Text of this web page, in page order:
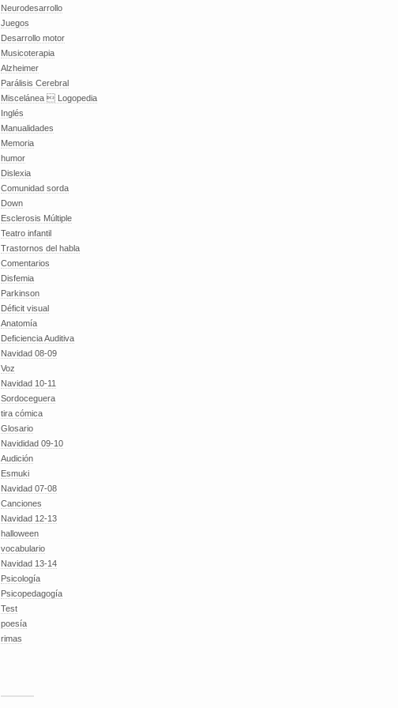
Neurodesarrollo
Juegos
Desarrollo motor
Musicoterapia
Alzheimer
Parálisis Cerebral
Miscelánea  Logopedia
Inglés
Manualidades
Memoria
humor
Dislexia
Comunidad sorda
Down
Esclerosis Múltiple
Teatro infantil
Trastornos del habla
Comentarios
Disfemia
Parkinson
Déficit visual
Anatomía
Deficiencia Auditiva
Navidad 08-09
Voz
Navidad 10-11
Sordoceguera
tira cómica
Glosario
Navididad 09-10
Audición
Esmuki
Navidad 07-08
Canciones
Navidad 12-13
halloween
vocabulario
Navidad 13-14
Psicología
Psicopedagogía
Test
poesía
rimas